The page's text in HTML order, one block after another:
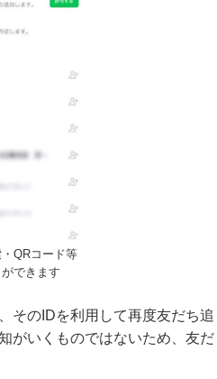
QRコード等
できます
そのIDを利用して再度友だち追
がいくものではないため、友だ